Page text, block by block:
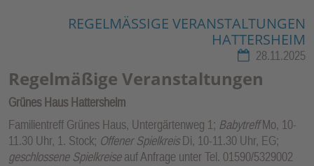
REGELMÄSSIGE VERANSTALTUNGEN H
ATTERSHEIM
28.11.2025
Regelmäßige Veranstaltungen
Grünes Haus Hattersheim
Familientreff Grünes Haus, Untergärtenweg 1; BabytreffMo, 10-
11.30 Uhr, 1. Stock; Offener SpielkreisDi, 10-11.30 Uhr, EG;
geschlossene Spielkreiseauf Anfrage unter Tel. 01590/5329002
un
en